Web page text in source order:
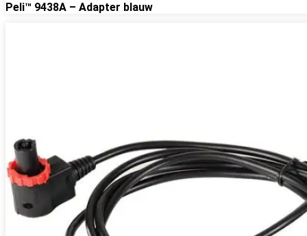
Peli™ 9438A – Adapter blauw